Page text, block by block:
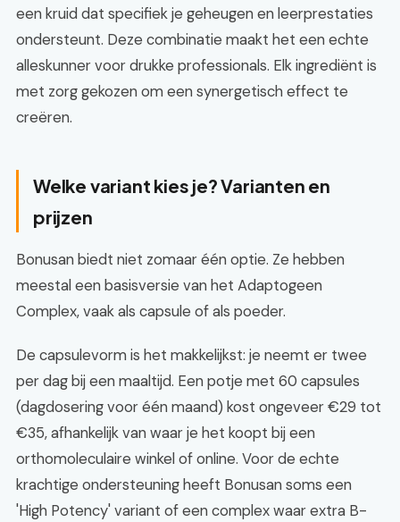
een kruid dat specifiek je geheugen en leerprestaties
ondersteunt. Deze combinatie maakt het een echte
alleskunner voor drukke professionals. Elk ingrediënt is
met zorg gekozen om een synergetisch effect te
creëren.
Welke variant kies je? Varianten en
prijzen
Bonusan biedt niet zomaar één optie. Ze hebben
meestal een basisversie van het Adaptogeen
Complex, vaak als capsule of als poeder.
De capsulevorm is het makkelijkst: je neemt er twee
per dag bij een maaltijd. Een potje met 60 capsules
(dagdosering voor één maand) kost ongeveer €29 tot
€35, afhankelijk van waar je het koopt bij een
orthomoleculaire winkel of online. Voor de echte
krachtige ondersteuning heeft Bonusan soms een
'High Potency' variant of een complex waar extra B-